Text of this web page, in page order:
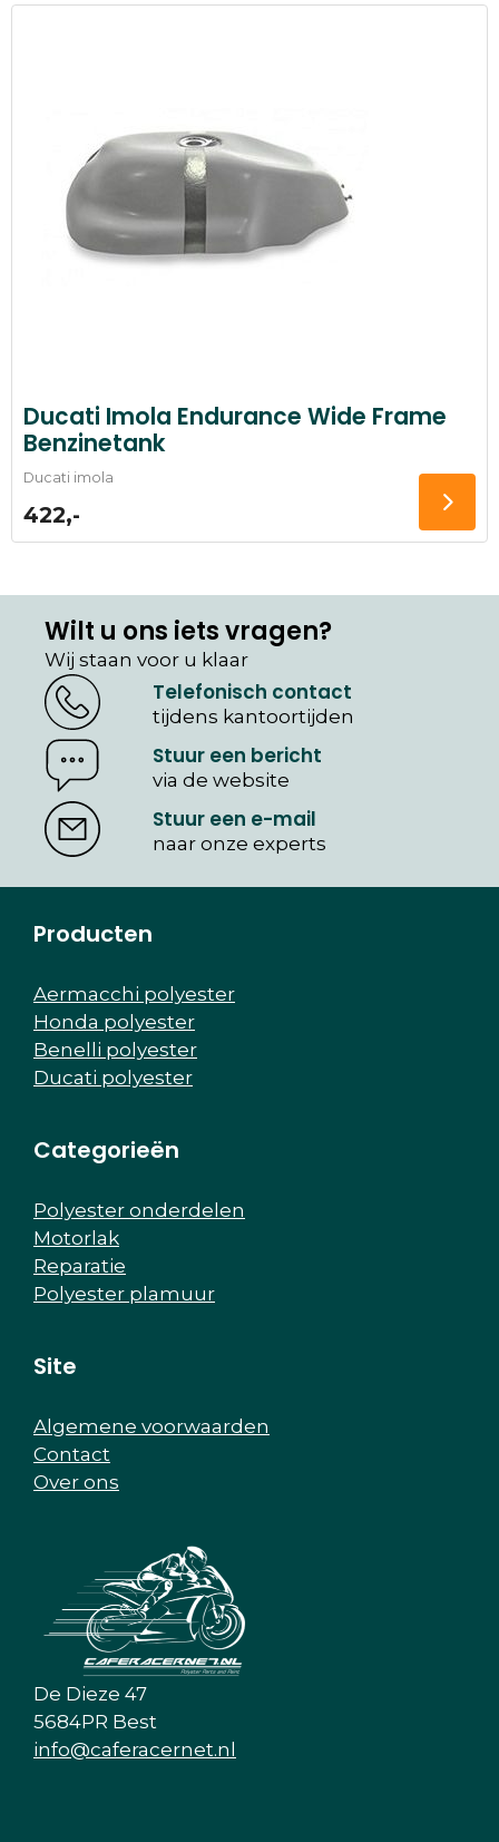
Ducati Imola Endurance Wide Frame
Benzinetank
Ducati imola
422,-
Wilt u ons iets vragen?
Wij staan voor u klaar
Telefonisch contact
tijdens kantoortijden
Stuur een bericht
via de website
Stuur een e-mail
naar onze experts
Producten
Aermacchi polyester
Honda polyester
Benelli polyester
Ducati polyester
Categorieën
Polyester onderdelen
Motorlak
Reparatie
Polyester plamuur
Site
Algemene voorwaarden
Contact
Over ons
De Dieze 47
5684PR Best
info@caferacernet.nl